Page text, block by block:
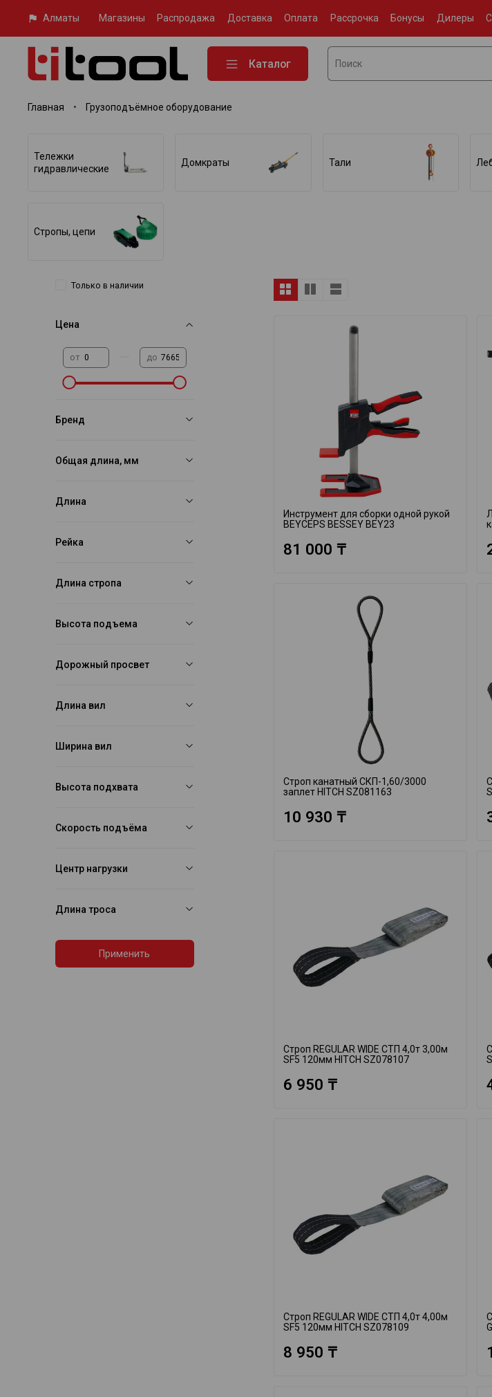
Алматы Магазины Распродажа Доставка Оплата Рассрочка Бонусы Дилеры
Каталог
Главная Грузоподъёмное оборудование
Тележки
гидравлические
Домкраты Тали
Стропы, цепи
Инструмент для сборки одной рукой
BEYCEPS BESSEY BEY23
81 000 ₸
Строп канатный СКП-1,60/3000
заплет HITCH SZ081163
10 930 ₸
Строп REGULAR WIDE СТП 4,0т 3,00м
SF5 120мм HITCH SZ078107
6 950 ₸
Строп REGULAR WIDE СТП 4,0т 4,00м
SF5 120мм HITCH SZ078109
8 950 ₸
Только в наличии
Цена
от до
Бренд
Общая длина, мм
Длина
Рейка
Длина стропа
Высота подъема
Дорожный просвет
Длина вил
Ширина вил
Высота подхвата
Скорость подъёма
Центр нагрузки
Длина троса
Применить